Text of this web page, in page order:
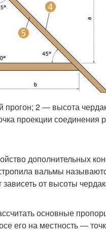
прогон; 2 — высота
проекции соединения
дополнительных
вальмы
от высоты
основные
его на местность —